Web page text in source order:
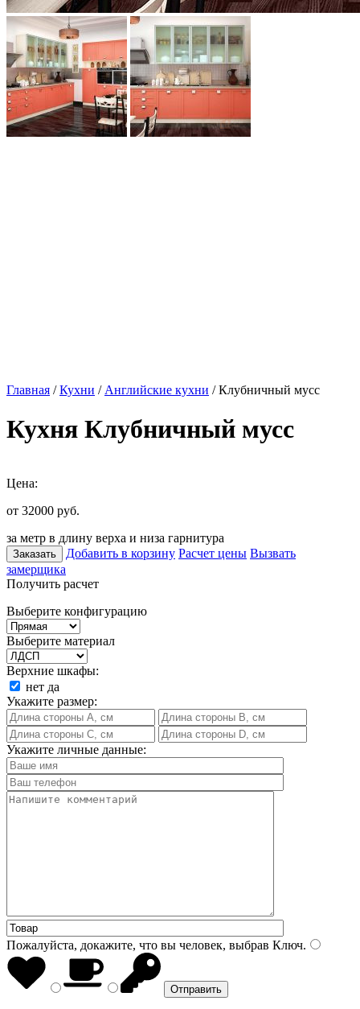
Главная /Кухни / Английские кухни / Клубничный мусс
Кухня Клубничный мусс
Цена:
от 32000 руб.
за метр в длину верха и низа гарнитура
Заказать Добавить в корзину Расчет цены Вызвать
замерщика
Получить расчет
Выберите конфигурацию
Выберите материал
Верхние шкафы:
нет да
Укажите размер:
Укажите личные данные:
Пожалуйста, докажите, что вы человек, выбрав Ключ.